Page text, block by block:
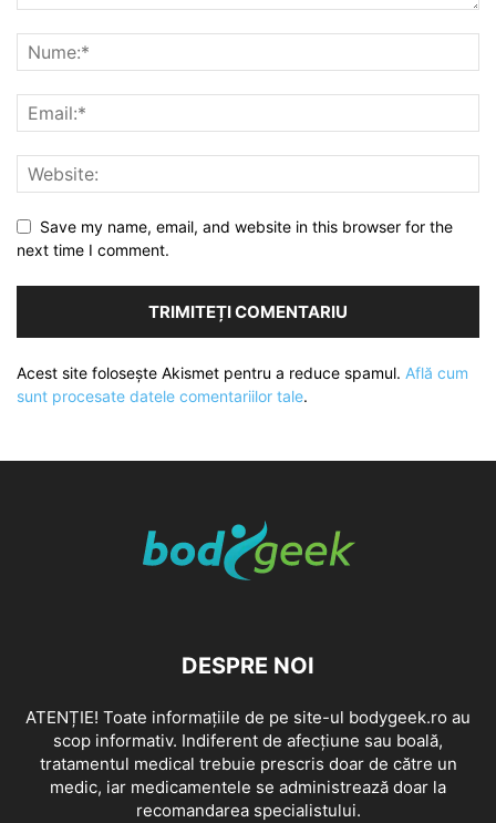
Save my name, email, and website in this browser for the
next time I comment.
Acest site folosește Akismet pentru a reduce spamul. Află cum
sunt procesate datele comentariilor tale.
DESPRE NOI
ATENȚIE! Toate informațiile de pe site-ul bodygeek.ro au
scop informativ. Indiferent de afecțiune sau boală,
tratamentul medical trebuie prescris doar de către un
medic, iar medicamentele se administrează doar la
recomandarea specialistului.